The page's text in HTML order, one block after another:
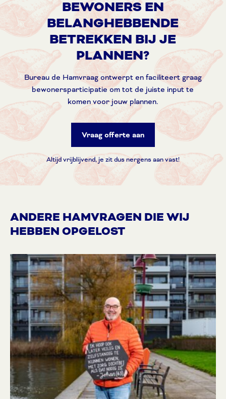
BEWONERS EN
BELANGHEBBENDE
BETREKKEN BIJ JE
PLANNEN?
Bureau de Hamvraag ontwerpt en faciliteert graag
bewonersparticipatie om tot de juiste input te
komen voor jouw plannen.
Vraag offerte aan
Altijd vrijblijvend, je zit dus nergens aan vast!
ANDERE HAMVRAGEN DIE WIJ
HEBBEN OPGELOST